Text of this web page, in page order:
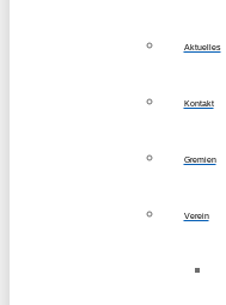
Aktuelles
Kontakt
Gremien
Verein